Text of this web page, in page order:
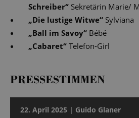
Schreiber“ Sekretärin Marie/
„Die lustige Witwe“ Sylviana
„Ball im Savoy“ Bébé
„Cabaret“ Telefon-Girl
PRESSESTIMMEN
22. April 2025 | Guido Glaner